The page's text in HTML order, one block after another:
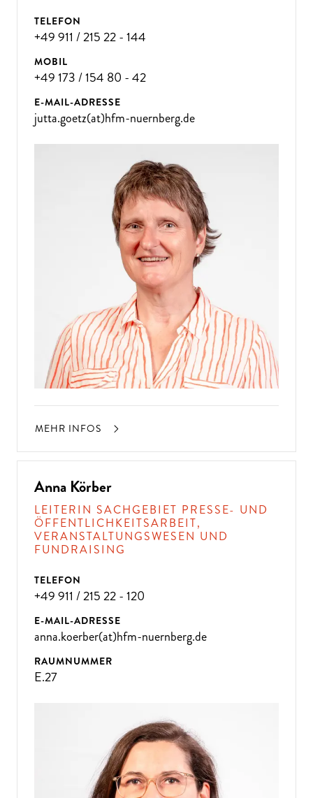
TELEFON
+49 911 / 215 22 - 144
MOBIL
+49 173 / 154 80 - 42
E-MAIL-ADRESSE
jutta.goetz(at)hfm-nuernberg.de
MEHR INFOS
Anna Körber
LEITERIN SACHGEBIET PRESSE- UND
ÖFFENTLICHKEITSARBEIT,
VERANSTALTUNGSWESEN UND
FUNDRAISING
TELEFON
+49 911 / 215 22 - 120
E-MAIL-ADRESSE
anna.koerber(at)hfm-nuernberg.de
RAUMNUMMER
E.27